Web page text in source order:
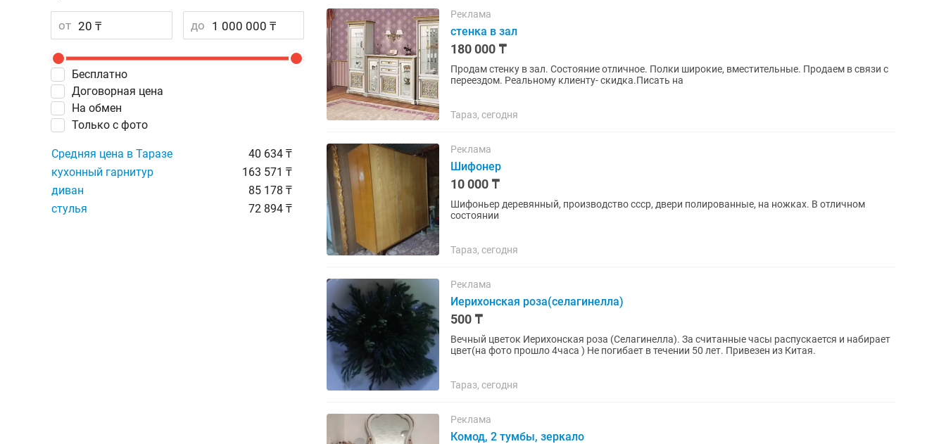
от до
Бесплатно
Договорная цена
На обмен
Только с фото
Средняя цена в Таразе
40 634 ₸
кухонный гарнитур
163 571 ₸
диван
85 178 ₸
стулья
72 894 ₸
Реклама
стенка в зал
180 000 ₸
Продам стенку в зал. Состояние отличное. Полки широкие, вместительные. Продаем в связи с
переездом. Реальному клиенту- скидка.Писать на
Тараз, сегодня
Реклама
Шифонер
10 000 ₸
Шифоньер деревянный, производство ссср, двери полированные, на ножках. В отличном
состоянии
Тараз, сегодня
Реклама
Иерихонская роза(селагинелла)
500 ₸
Вечный цветок Иерихонская роза (Селагинелла). За считанные часы распускается и набирает
цвет(на фото прошло 4часа ) Не погибает в течении 50 лет. Привезен из Китая.
Тараз, сегодня
Реклама
Комод, 2 тумбы, зеркало